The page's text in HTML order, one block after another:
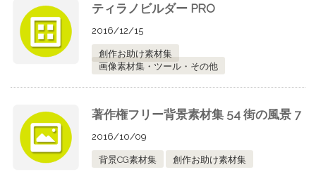
ティラノビルダー PRO
2016/12/15
創作お助け素材集
画像素材集・ツール・その他
著作権フリー背景素材集 54 街の風景 7
2016/10/09
背景CG素材集 創作お助け素材集